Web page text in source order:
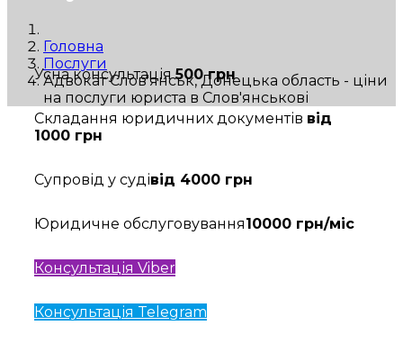
Головна
Послуги
Адвокат Слов'янськ, Донецька область - ціни
на послуги юриста в Слов'янськові
Усна консультація500 грн
Складання юридичних документів від
1000 грн
Супровід у судівід 4000 грн
Юридичне обслуговування10000 грн/міс
Консультація Viber
Консультація Telegram